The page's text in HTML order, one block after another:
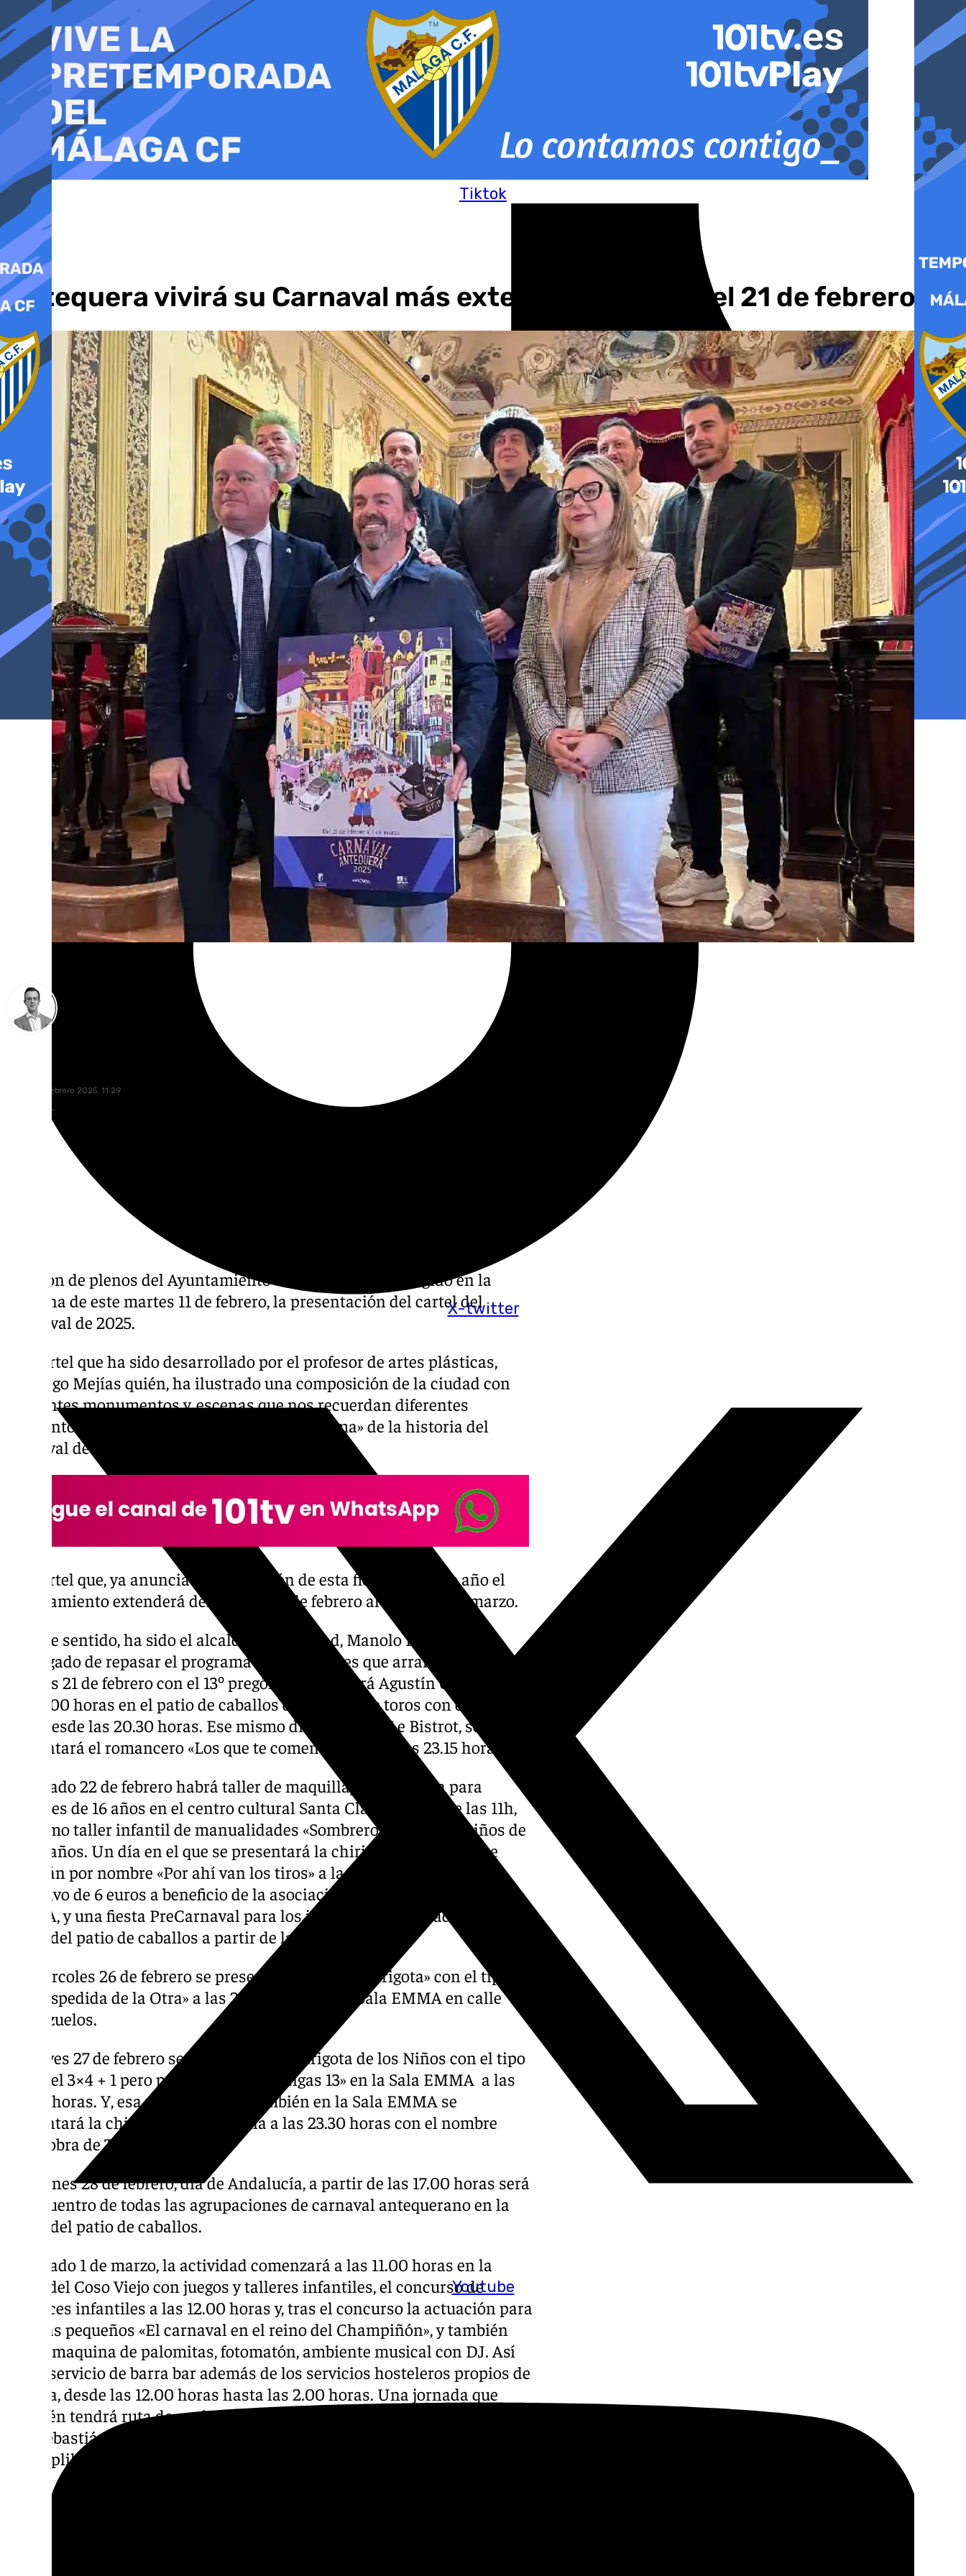
al
contenido
Tiktok
X-twitter
Youtube
Antequera vivirá su Carnaval más extenso, comienza el 21 de febrero
martes, 11 febrero 2025, 11:29
Compartir:
El salón de plenos del Ayuntamiento de Antequera ha acogido en la
mañana de este martes 11 de febrero, la presentación del cartel del
Carnaval de 2025.
Un cartel que ha sido desarrollado por el profesor de artes plásticas,
Santiago Mejías quién, ha ilustrado una composición de la ciudad con
diferentes monumentos y, escenas que nos recuerdan diferentes
momentos y personajes que son ya un «emblema» de la historia del
carnaval de la ciudad.
Un cartel que, ya anuncia la celebración de esta fiesta que, este año el
Ayuntamiento extenderá del viernes 21 de febrero al sábado 1 de marzo.
En este sentido, ha sido el alcalde de la ciudad, Manolo Barón, el
encargado de repasar el programa de actividades que arrancará el
viernes 21 de febrero con el 13º pregón que realizará Agustín González a
las 21.00 horas en el patio de caballos de la plaza de toros con entrada
libre desde las 20.30 horas. Ese mismo día, en el Pub Le Bistrot, se
presentará el romancero «Los que te comen la oreja» a las 23.15 horas.
El sábado 22 de febrero habrá taller de maquillaje de fantasía para
mayores de 16 años en el centro cultural Santa Clara a partir de las 11h,
así como taller infantil de manualidades «Sombrero Loco» para niños de
4 a 12 años. Un día en el que se presentará la chirigota los Pocos que
llevarán por nombre «Por ahí van los tiros» a las 19.00 horas con
donativo de 6 euros a beneficio de la asociación Fireumas en la Sala
EMMA, y una fiesta PreCarnaval para los jóvenes de la ciudad en la
carpa del patio de caballos a partir de las 20.30 horas.
El miércoles 26 de febrero se presentará «La otra chirigota» con el tipo
«La despedida de la Otra» a las 21.00 horas en la Sala EMMA en calle
Herrezuelos.
El jueves 27 de febrero se presentará la chirigota de los Niños con el tipo
«Los del 3×4 + 1 pero por tus castas no digas 13» en la Sala EMMA a las
20.00 horas. Y, esa misma noche, también en la Sala EMMA se
presentará la chirigota antequerana a las 23.30 horas con el nombre
«Una obra de Teatro».
El viernes 28 de febrero, día de Andalucía, a partir de las 17.00 horas será
el encuentro de todas las agrupaciones de carnaval antequerano en la
carpa del patio de caballos.
El sábado 1 de marzo, la actividad comenzará a las 11.00 horas en la
plaza del Coso Viejo con juegos y talleres infantiles, el concurso de
disfraces infantiles a las 12.00 horas y, tras el concurso la actuación para
los más pequeños «El carnaval en el reino del Champiñón», y también
habrá maquina de palomitas, fotomatón, ambiente musical con DJ. Así
como servicio de barra bar además de los servicios hosteleros propios de
la zona, desde las 12.00 horas hasta las 2.00 horas. Una jornada que
también tendrá ruta de coplas por Duranes, San Agustín, San Francisco o
San Sebastián donde las agrupaciones carnavalescas irán rotando con
sus coplillas.
El horario de dicha ruta de copla será el siguiente: 11.45 h en calle